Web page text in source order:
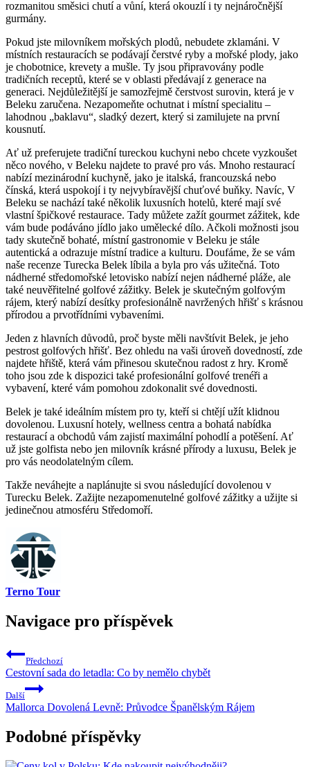
rozmanitou směsici chutí a vůní, která okouzlí i ty nejnáročnější
gurmány.
Pokud jste milovníkem mořských plodů, nebudete zklamáni. V
místních restauracích se podávají čerstvé ryby a mořské plody, jako
je chobotnice, krevety a mušle. Ty jsou připravovány podle
tradičních receptů, které se v oblasti předávají z generace na
generaci. Nejdůležitější je samozřejmě čerstvost surovin, která je v
Beleku zaručena. Nezapomeňte ochutnat i místní specialitu –
lahodnou „baklavu“, sladký dezert, který si zamilujete na první
kousnutí.
Ať už preferujete tradiční tureckou kuchyni nebo chcete vyzkoušet
něco nového, v Beleku najdete to pravé pro vás. Mnoho restaurací
nabízí mezinárodní kuchyně, jako je italská, francouzská nebo
čínská, která uspokojí i ty nejvybíravější chuťové buňky. Navíc, V
Beleku se nachází také několik luxusních hotelů, které mají své
vlastní špičkové restaurace. Tady můžete zažít gourmet zážitek, kde
vám bude podáváno jídlo jako umělecké dílo. Ačkoli možnosti jsou
tady skutečně bohaté, místní gastronomie v Beleku je stále
autentická a odrazuje místní tradice a kulturu. Doufáme, že se vám
naše recenze Turecka Belek líbila a byla pro vás užitečná. Toto
nádherné středomořské letovisko nabízí nejen nádherné pláže, ale
také neuvěřitelné golfové zážitky. Belek je skutečným golfovým
rájem, který nabízí desítky profesionálně navržených hřišť s krásnou
přírodou a prvotřídními vybaveními.
Jeden z hlavních důvodů, proč byste měli navštívit Belek, je jeho
pestrost golfových hřišť. Bez ohledu na vaši úroveň dovedností, zde
najdete hřiště, která vám přinesou skutečnou radost z hry. Kromě
toho jsou zde k dispozici také profesionální golfové trenéři a
vybavení, které vám pomohou zdokonalit své dovednosti.
Belek je také ideálním místem pro ty, kteří si chtějí užít klidnou
dovolenou. Luxusní hotely, wellness centra a bohatá nabídka
restaurací a obchodů vám zajistí maximální pohodlí a potěšení. Ať
už jste golfista nebo jen milovník krásné přírody a luxusu, Belek je
pro vás neodolatelným cílem.
Takže neváhejte a naplánujte si svou následující dovolenou v
Turecku Belek. Zažijte nezapomenutelné golfové zážitky a užijte si
jedinečnou atmosféru Středomoří.
Terno Tour
Navigace pro příspěvek
Předchozí
Cestovní sada do letadla: Co by nemělo chybět
Další
Mallorca Dovolená Levně: Průvodce Španělským Rájem
Podobné příspěvky